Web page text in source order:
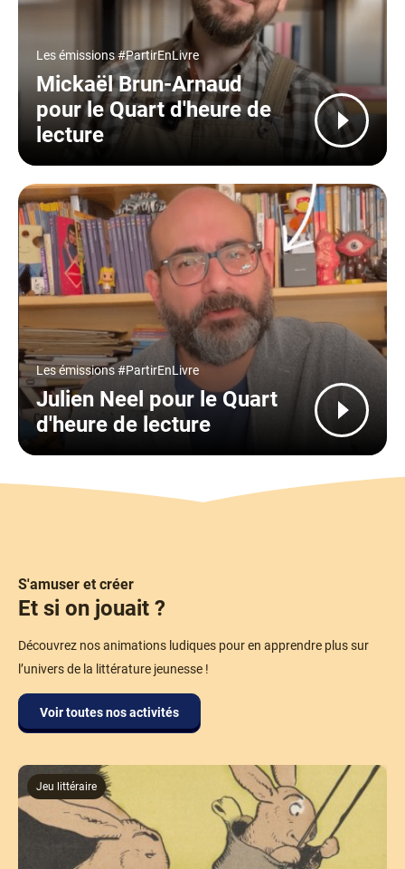
Type
Les émissions #PartirEnLivre
Mickaël Brun-Arnaud
pour le Quart d'heure de
lecture
Type
Les émissions #PartirEnLivre
Julien Neel pour le Quart
d'heure de lecture
S'amuser et créer
Et si on jouait ?
Découvrez nos animations ludiques pour en apprendre plus sur
l’univers de la littérature jeunesse !
Voir toutes nos activités
Jeu littéraire